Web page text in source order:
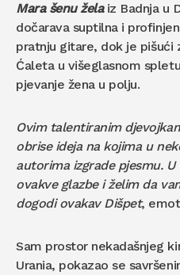
Mara šenu žela iz Badnja u
dočarava suptilna i
pratnju gitare, dok je pišući
Ćaleta u višeglasnom
pjevanje žena u polju.
Ovim talentiranim
obrise ideja na kojima u
autorima izgrade pjesmu.
ovakve glazbe i želim da
dogodi ovakav Dišpet,
Sam prostor nekadašnjeg
Urania, pokazao se